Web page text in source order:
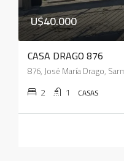
U$40.000
CASA DRAGO 876
2 1 CASAS